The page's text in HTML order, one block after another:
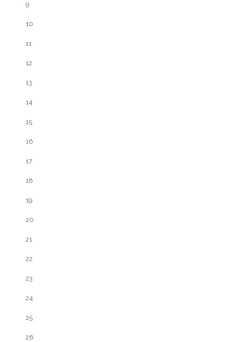
9
10
11
12
13
14
15
16
17
18
19
20
21
22
23
24
25
26